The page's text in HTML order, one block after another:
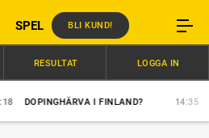
SPEL BLI KUND!
DOPINGHÄRVA I FINLAND? 14:35
RESULTAT LOGGA IN